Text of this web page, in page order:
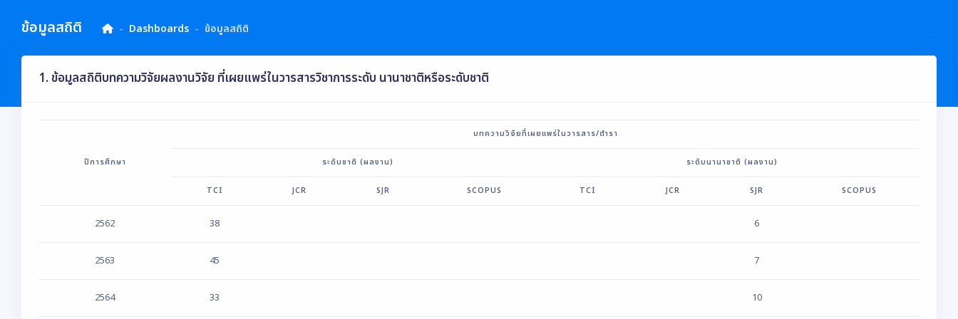
ข้อมูลสถิติ Dashboards ข้อมูลสถิติ
1. ข้อมูลสถิติบทความวิจัยผลงานวิจัย ที่เผยแพร่ในวารสารวิชาการระดับ นานาชาติหรือระดับชาติ
ปีการศึกษา
บทความวิจัยที่เผยแพร่ในวารสาร/ตำรา
ระดับชาติ (ผลงาน) ระดับนานาชาติ (ผลงาน)
TCI JCR SJR SCOPUS TCI JCR SJR SCOPUS
2562 38 6
2563 45 7
2564 33 10